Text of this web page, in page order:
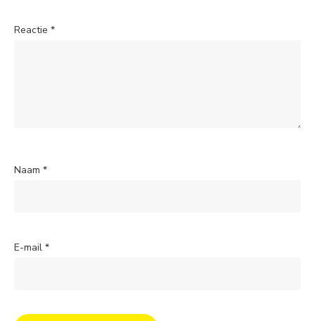
Reactie *
Naam *
E-mail *